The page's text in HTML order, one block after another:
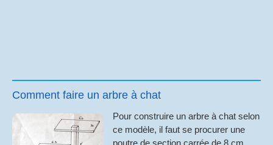
Comment faire un arbre à chat
Pour construire un arbre à chat selon
ce modèle, il faut se procurer une
poutre de section carrée de 8 cm